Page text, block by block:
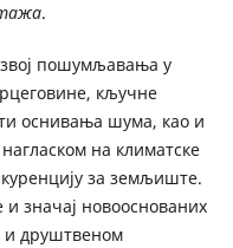
.
пошумљавања у
кључне
оснивања шума, као и
на климатске
за земљиште.
и значај новооснованих
и друштвеном